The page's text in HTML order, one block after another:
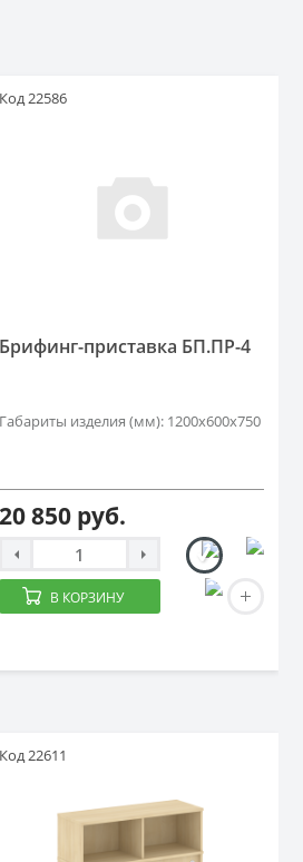
Код 22586
Брифинг-приставка БП.ПР-4
Габариты изделия (мм): 1200х600х750
20 850 руб.
В КОРЗИНУ
Код 22611